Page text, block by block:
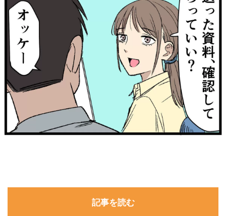
記事を読む